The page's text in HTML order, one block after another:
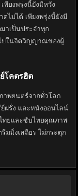
พียงพรุ่งนี้ยังมีหวัง
ไม่ได้ เพียงพรุ่งนี้ยังมี
าเป็นประจำทุก
ไปในจิตวิญญาณของผู้
โคตรฮิต
าพยนตร์จากทั่วโลก
ฝรั่ง และหนังออนไลน์
ทยและซับไทยคุณภาพ
มมิ่งเสถียร ไม่กระตุก